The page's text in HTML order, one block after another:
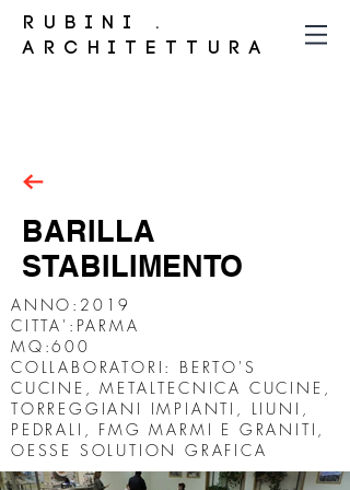
RUBINI .
ARCHITETTURA
BARILLA
STABILIMENTO
ANNO:2019
CITTA':PARMA
MQ:600
COLLABORATORI: BERTO'S
CUCINE, METALTECNICA CUCINE,
TORREGGIANI IMPIANTI, LIUNI,
PEDRALI, FMG MARMI E GRANITI,
OESSE SOLUTION GRAFICA